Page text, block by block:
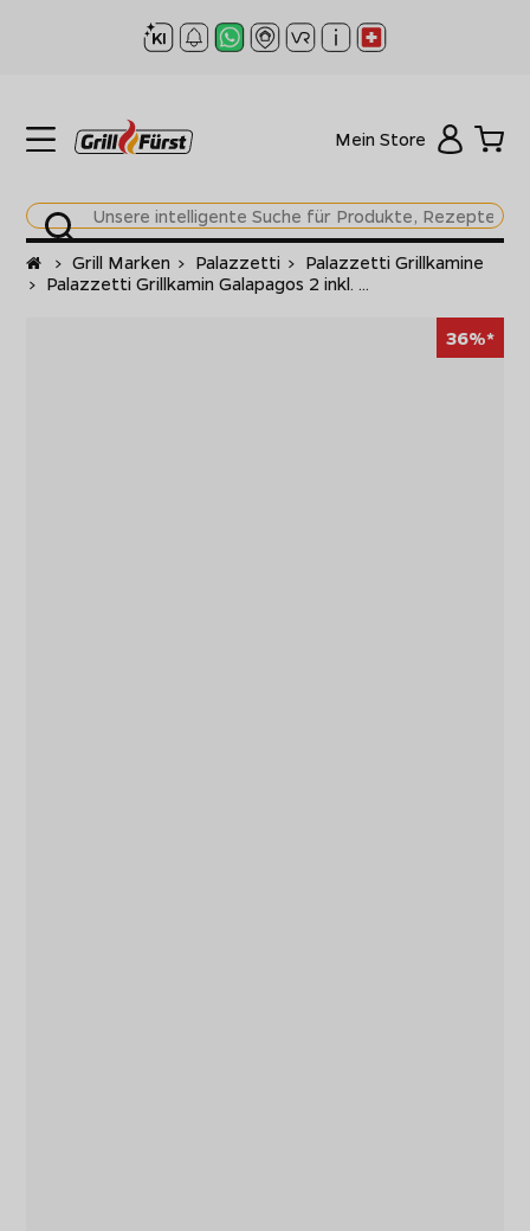
Mein Store
Startseite
> Grill Marken > Palazzetti > Palazzetti Grillkamine
> Palazzetti Grillkamin Galapagos 2 inkl. ...
36%*